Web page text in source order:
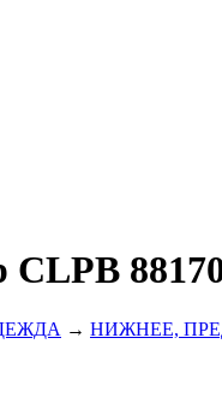
CLPB
→ НИЖНЕЕ,